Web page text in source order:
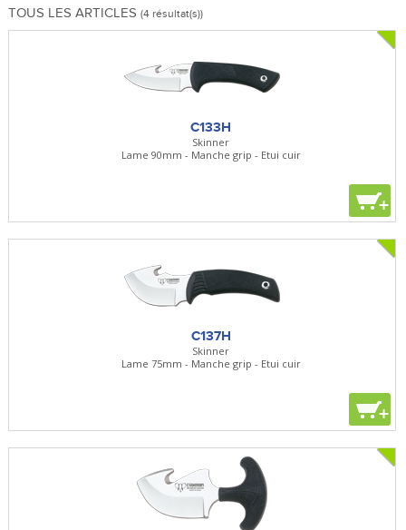
TOUS LES ARTICLES (4 résultat(s))
C133H
Skinner
Lame 90mm - Manche grip - Etui cuir
+
C137H
Skinner
Lame 75mm - Manche grip - Etui cuir
+